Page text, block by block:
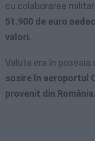
cu colaborarea
51.900 de euro
valori.
Valuta era în posesia
sosire în aeroportul
provenit din România.